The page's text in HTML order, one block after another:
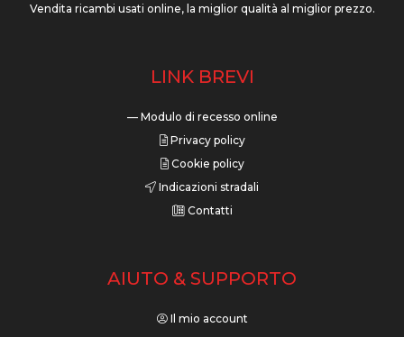
Vendita ricambi usati online, la miglior qualità al miglior prezzo.
LINK BREVI
— Modulo di recesso online
Privacy policy
Cookie policy
Indicazioni stradali
Contatti
AIUTO & SUPPORTO
Il mio account